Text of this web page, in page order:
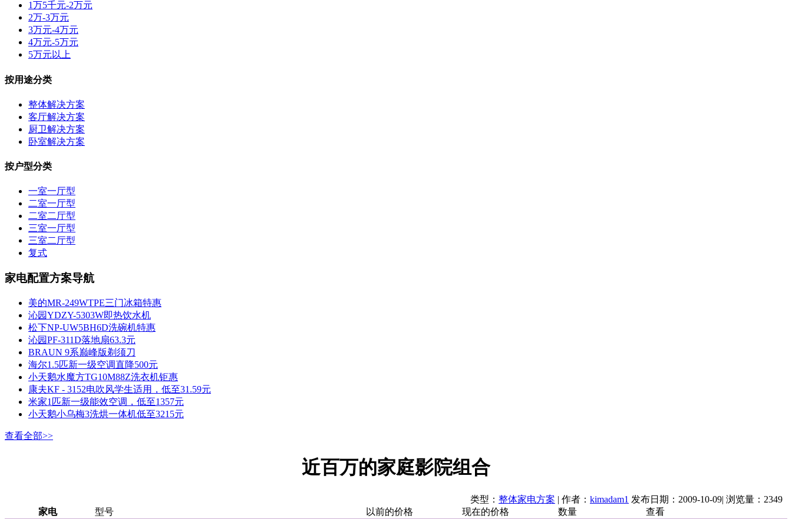
1万5千元-2万元
2万-3万元
3万元-4万元
4万元-5万元
5万元以上
按用途分类
整体解决方案
客厅解决方案
厨卫解决方案
卧室解决方案
按户型分类
一室一厅型
二室一厅型
二室二厅型
三室一厅型
三室二厅型
复式
家电配置方案导航
美的MR-249WTPE三门冰箱特惠
沁园YDZY-5303W即热饮水机
松下NP-UW5BH6D洗碗机特惠
沁园PF-311D落地扇63.3元
BRAUN 9系巅峰版剃须刀
海尔1.5匹新一级空调直降500元
小天鹅水魔方TG10M88Z洗衣机钜惠
康夫KF - 3152电吹风学生适用，低至31.59元
米家1匹新一级能效空调，低至1357元
小天鹅小乌梅3洗烘一体机低至3215元
查看全部>>
近百万的家庭影院组合
类型： 整体家电方案 | 作者： kimadam1 发布日期： 2009-10-09| 浏览量： 2349
家电
型号 以前的价格 现在的价格 数量
查看